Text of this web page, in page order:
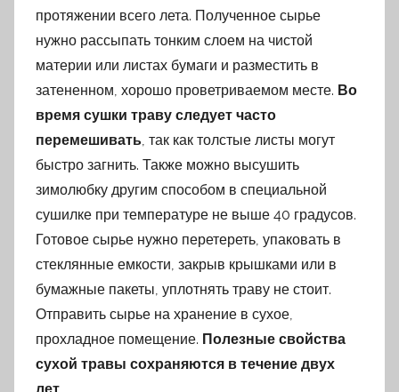
протяжении всего лета. Полученное сырье
нужно рассыпать тонким слоем на чистой
материи или листах бумаги и разместить в
затененном, хорошо проветриваемом месте. Во
время сушки траву следует часто
перемешивать, так как толстые листы могут
быстро загнить. Также можно высушить
зимолюбку другим способом в специальной
сушилке при температуре не выше 40 градусов.
Готовое сырье нужно перетереть, упаковать в
стеклянные емкости, закрыв крышками или в
бумажные пакеты, уплотнять траву не стоит.
Отправить сырье на хранение в сухое,
прохладное помещение. Полезные свойства
сухой травы сохраняются в течение двух